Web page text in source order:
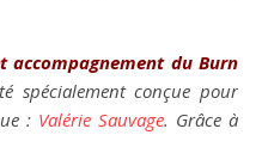
du Burn
spécialement conçue pour
: Valérie Sauvage. Grâce à